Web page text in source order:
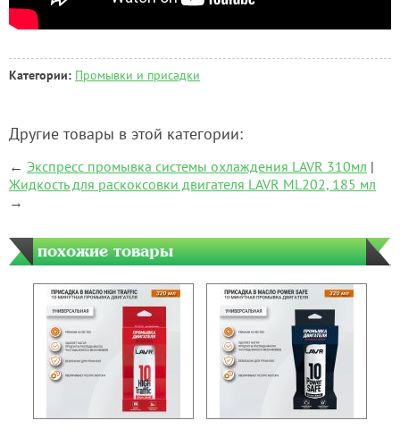
Категории: Промывки и присадки
Другие товары в этой категории:
← Экспресс промывка системы охлаждения LAVR 310мл |
Жидкость для раскоксовки двигателя LAVR ML202, 185 мл
→
похожие товары